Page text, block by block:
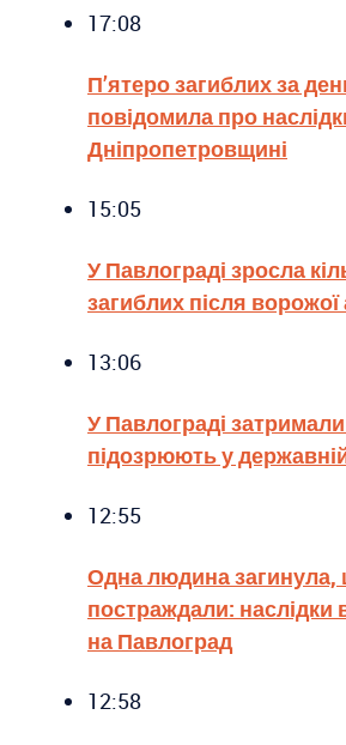
17:08
П’ятеро загиблих за
повідомила про
Дніпропетровщині
15:05
У Павлограді зросла
загиблих після ворожої
13:06
У Павлограді
підозрюють у
12:55
Одна людина загинула,
постраждали: наслідки
на Павлоград
12:58